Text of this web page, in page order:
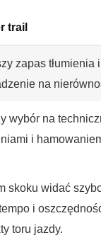
trail
zapas tłumienia
na
wybór na
i
skoku widać
i
toru jazdy.